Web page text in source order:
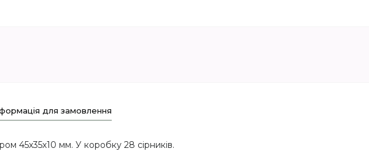
для замовлення
45х35х10 мм. У коробку 28 сірників.